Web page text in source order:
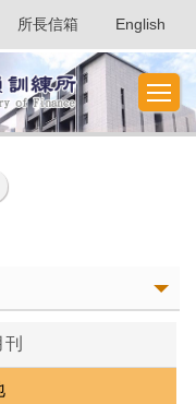
所長信箱 English